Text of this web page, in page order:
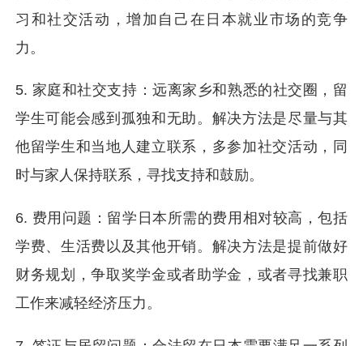
习和社交活动，增加自己在日本就业市场的竞争
力。
5. 家庭和社交支持：远离家乡和熟悉的社交圈，留
学生可能会感到孤独和无助。解决方法是尽量与其
他留学生和当地人建立联系，多参加社交活动，同
时与家人保持联系，寻找支持和鼓励。
6. 费用问题：留学日本所需的费用相对较高，包括
学费、生活费以及其他开销。解决方法是提前做好
财务规划，争取奖学金或者助学金，或者寻找兼职
工作来减轻经济压力。